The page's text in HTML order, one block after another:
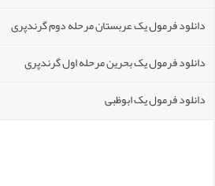
دانلود فرمول یک عربستان مرحله دوم گرندپری
دانلود فرمول یک بحرین مرحله اول گرندپری
دانلود فرمول یک ابوظبی